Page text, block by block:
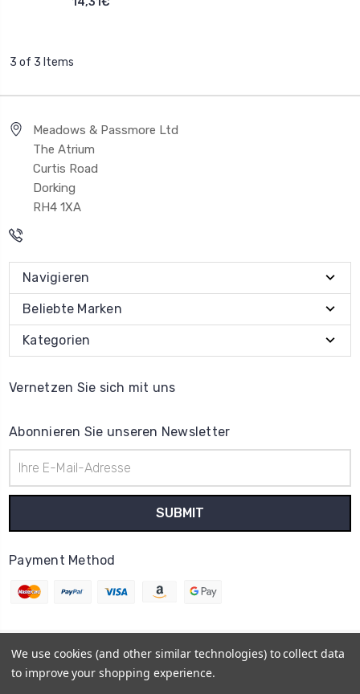
3 of 3 Items
Meadows & Passmore Ltd
The Atrium
Curtis Road
Dorking
RH4 1XA
Navigieren
Beliebte Marken
Kategorien
Vernetzen Sie sich mit uns
Abonnieren Sie unseren Newsletter
Mail-
Adresse
Payment Method
© 2026 Uhrenteile Lager
Powered byBigCommerce
We use cookies (and other similar technologies) to collect data
to improve your shopping experience.